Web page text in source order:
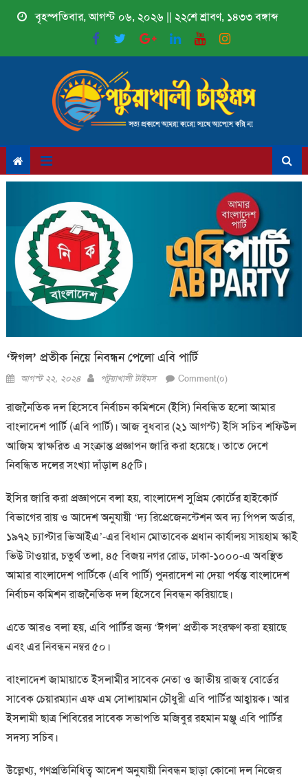
Skip
বৃহস্পতিবার, আগস্ট ০৬, ২০২৬ || ২২শে শ্রাবণ, ১৪৩৩ বঙ্গাব্দ
‘ঈগল’ প্রতীক নিয়ে নিবন্ধন পেলো এবি পার্টি
Posted
আগস্ট ২২, ২০২৪ Author
পটুয়াখালী টাইমস Comment(০)
রাজনৈতিক দল হিসেবে নির্বাচন কমিশনে (ইসি) নিবন্ধিত হলো আমার
বাংলাদেশ পার্টি (এবি পার্টি)। আজ বুধবার (২১ আগস্ট) ইসি সচিব শফিউল
আজিম স্বাক্ষরিত এ সংক্রান্ত প্রজ্ঞাপন জারি করা হয়েছে। তাতে দেশে
নিবন্ধিত দলের সংখ্যা দাঁড়াল ৪৫টি।
ইসির জারি করা প্রজ্ঞাপনে বলা হয়, বাংলাদেশ সুপ্রিম কোর্টের হাইকোর্ট
বিভাগের রায় ও আদেশ অনুযায়ী ‘দ্য রিপ্রেজেনন্টেশন অব দ্য পিপল অর্ডার,
১৯৭২ চ্যাপ্টার ভিআইএ’-এর বিধান মোতাবেক প্রধান কার্যালয় সায়হাম স্কাই
ভিউ টাওয়ার, চতুর্থ তলা, ৪৫ বিজয় নগর রোড, ঢাকা-১০০০-এ অবস্থিত
আমার বাংলাদেশ পার্টিকে (এবি পার্টি) পুনরাদেশ না দেয়া পর্যন্ত বাংলাদেশ
নির্বাচন কমিশন রাজনৈতিক দল হিসেবে নিবন্ধন করিয়াছে।
এতে আরও বলা হয়, এবি পার্টির জন্য ‘ঈগল’ প্রতীক সংরক্ষণ করা হয়াছে
এবং এর নিবন্ধন নম্বর ৫০।
বাংলাদেশ জামায়াতে ইসলামীর সাবেক নেতা ও জাতীয় রাজস্ব বোর্ডের
সাবেক চেয়ারম্যান এফ এম সোলায়মান চৌধুরী এবি পার্টির আহ্বায়ক। আর
ইসলামী ছাত্র শিবিরের সাবেক সভাপতি মজিবুর রহমান মঞ্জু এবি পার্টির
সদস্য সচিব।
উল্লেখ্য, গণপ্রতিনিধিত্ব আদেশ অনুযায়ী নিবন্ধন ছাড়া কোনো দল নিজের